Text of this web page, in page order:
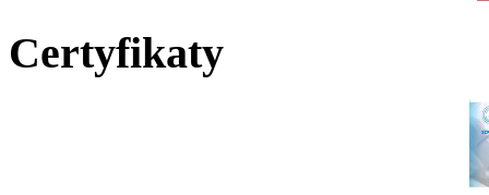
Certyfikaty